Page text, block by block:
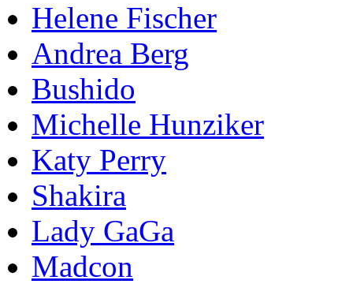
Helene Fischer
Andrea Berg
Bushido
Michelle Hunziker
Katy Perry
Shakira
Lady GaGa
Madcon